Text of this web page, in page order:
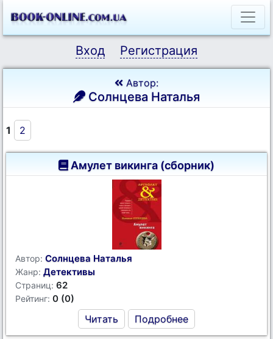
Вход Регистрация
Автор:
Солнцева Наталья
1 2
Амулет викинга (сборник)
Автор: Солнцева Наталья
Жанр: Детективы
Страниц: 62
Рейтинг: 0 (0)
Читать Подробнее